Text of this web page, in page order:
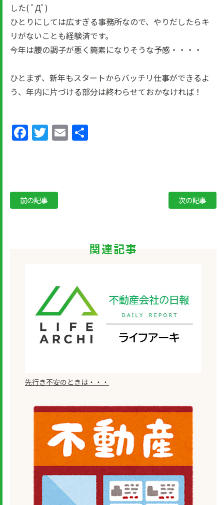
した( ﾟДﾟ)
ひとりにしては広すぎる事務所なので、やりだしたらキ
リがないことも経験済です。
今年は腰の調子が悪く簡素になりそうな予感・・・・
ひとまず、新年もスタートからバッチリ仕事ができるよ
う、年内に片づける部分は終わらせておかなければ！
Facebook
Twitter
Email
前の記事 次の記事
関連記事
先行き不安のときは・・・